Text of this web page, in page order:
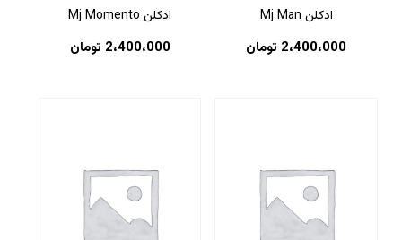
ادکلن Mj Man
2،400،000 تومان
ادکلن Mj Momento
2،400،000 تومان